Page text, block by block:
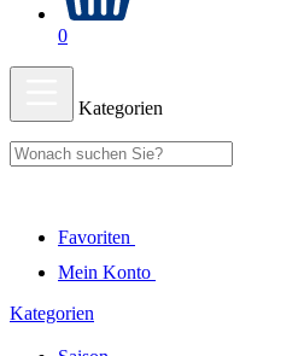
0
Kategorien
Favoriten
Mein Konto
Kategorien